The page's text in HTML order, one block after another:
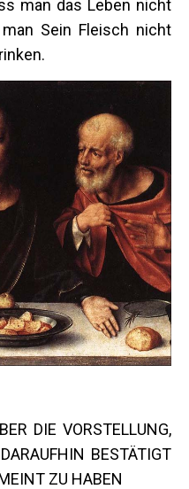
man das Leben nicht
Sein Fleisch nicht
DIE VORSTELLUNG,
BESTÄTIGT
ZU HABEN